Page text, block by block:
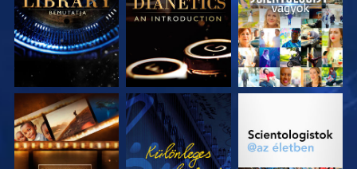
A SOROZAT
RÉSZEI
MŰSORNÉZÉS
A SOROZAT